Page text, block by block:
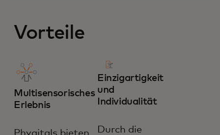
Vorteile
Multisensorisches
Erlebnis
Phygitals bieten
Einzigartigkeit
und
Individualität
Durch die